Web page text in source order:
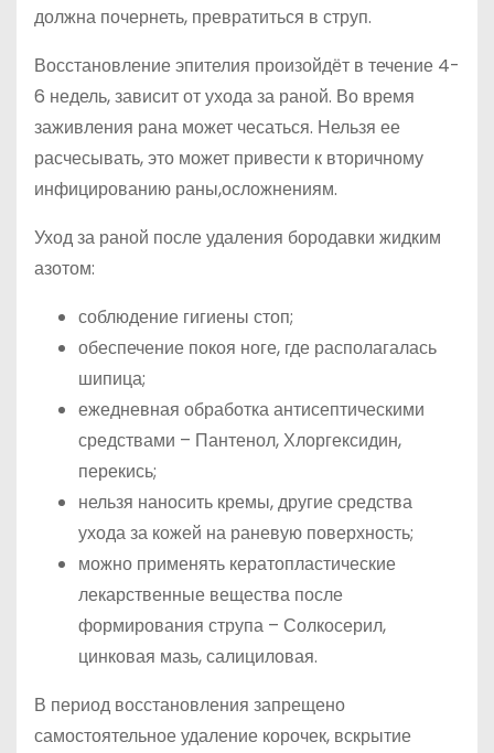
должна почернеть, превратиться в струп.
Восстановление эпителия произойдёт в течение 4-
6 недель, зависит от ухода за раной. Во время
заживления рана может чесаться. Нельзя ее
расчесывать, это может привести к вторичному
инфицированию раны,осложнениям.
Уход за раной после удаления бородавки жидким
азотом:
соблюдение гигиены стоп;
обеспечение покоя ноге, где располагалась
шипица;
ежедневная обработка антисептическими
средствами – Пантенол, Хлоргексидин,
перекись;
нельзя наносить кремы, другие средства
ухода за кожей на раневую поверхность;
можно применять кератопластические
лекарственные вещества после
формирования струпа – Солкосерил,
цинковая мазь, салициловая.
В период восстановления запрещено
самостоятельное удаление корочек, вскрытие